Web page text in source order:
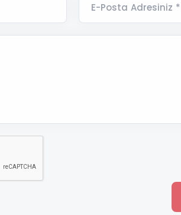
E-Posta Adresiniz *